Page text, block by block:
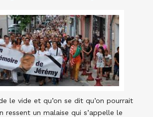
le vide et qu’on se dit qu’on pourrait
ressent un malaise qui s’appelle le